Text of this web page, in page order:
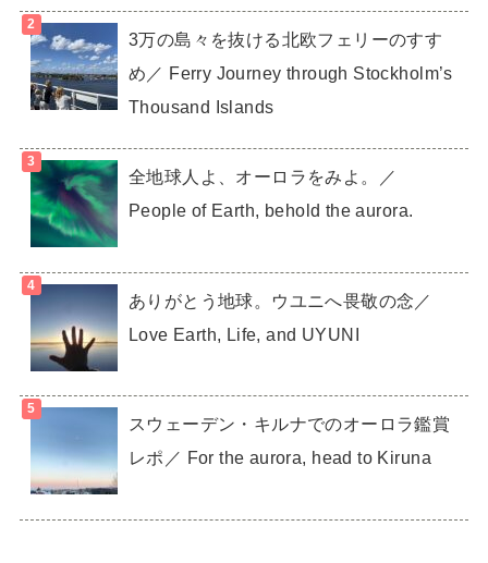
3万の島々を抜ける北欧フェリーのすす
め／ Ferry Journey through Stockholm’s
Thousand Islands
全地球人よ、オーロラをみよ。／
People of Earth, behold the aurora.
ありがとう地球。ウユニへ畏敬の念／
Love Earth, Life, and UYUNI
スウェーデン・キルナでのオーロラ鑑賞
レポ／ For the aurora, head to Kiruna